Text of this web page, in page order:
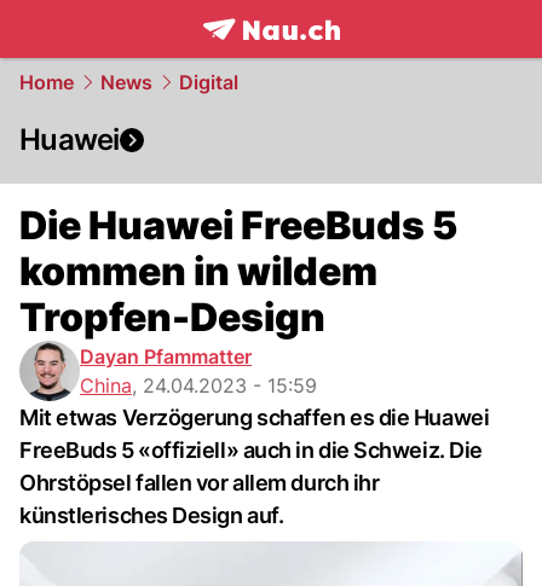
frontpage.NAU.ch
Home News Digital
Huawei
Die Huawei FreeBuds 5
kommen in wildem
Tropfen-Design
Dayan Pfammatter
China, 24.04.2023 - 15:59
Mit etwas Verzögerung schaffen es die Huawei
FreeBuds 5 «offiziell» auch in die Schweiz. Die
Ohrstöpsel fallen vor allem durch ihr
künstlerisches Design auf.